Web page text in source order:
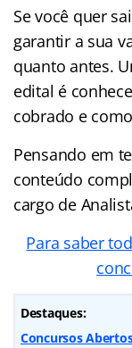
Se você quer
garantir a sua
quanto antes.
edital é
cobrado e
Pensando em
conteúdo
cargo de
Para saber
Destaques:
Concursos